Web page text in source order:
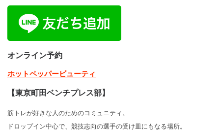
オンライン予約
ホットペッパービューティ
【東京町田ベンチプレス部】
筋トレが好きな人のためのコミュニティ。
ドロップイン中心で、競技志向の選手の受け皿にもなる場所。